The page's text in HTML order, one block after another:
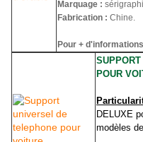
Marquage :
Fabrication : Chine.
Pour +
POUR
DELUXE
modèles